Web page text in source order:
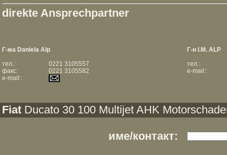
direkte Ansprechpartner
Г-жа Daniela Alp
Г-н I.M. ALP
тел.:
факс:
e-mail::
0221 3105557
0221 3105582
тел.:
e-mail::
Fiat Ducato 30 100 Multijet AHK
име/контакт: